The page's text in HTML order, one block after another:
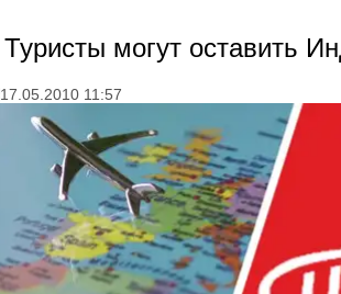
Туристы могут оставить
17.05.2010 11:57